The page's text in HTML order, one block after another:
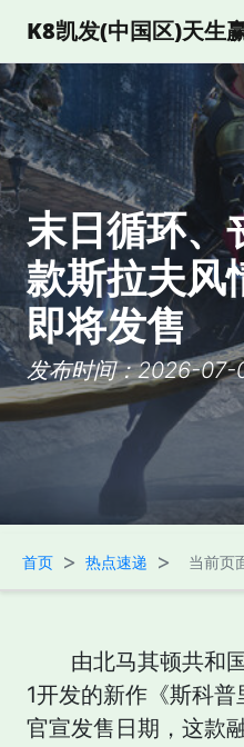
K8凯发(中国区)天生
末日循环、
款斯拉夫风
即将发售
发布时间：2026-
首页 > 热点速递 > 当前页
由北马其顿共和
1开发的新作《斯科
官宣发售日期，这款